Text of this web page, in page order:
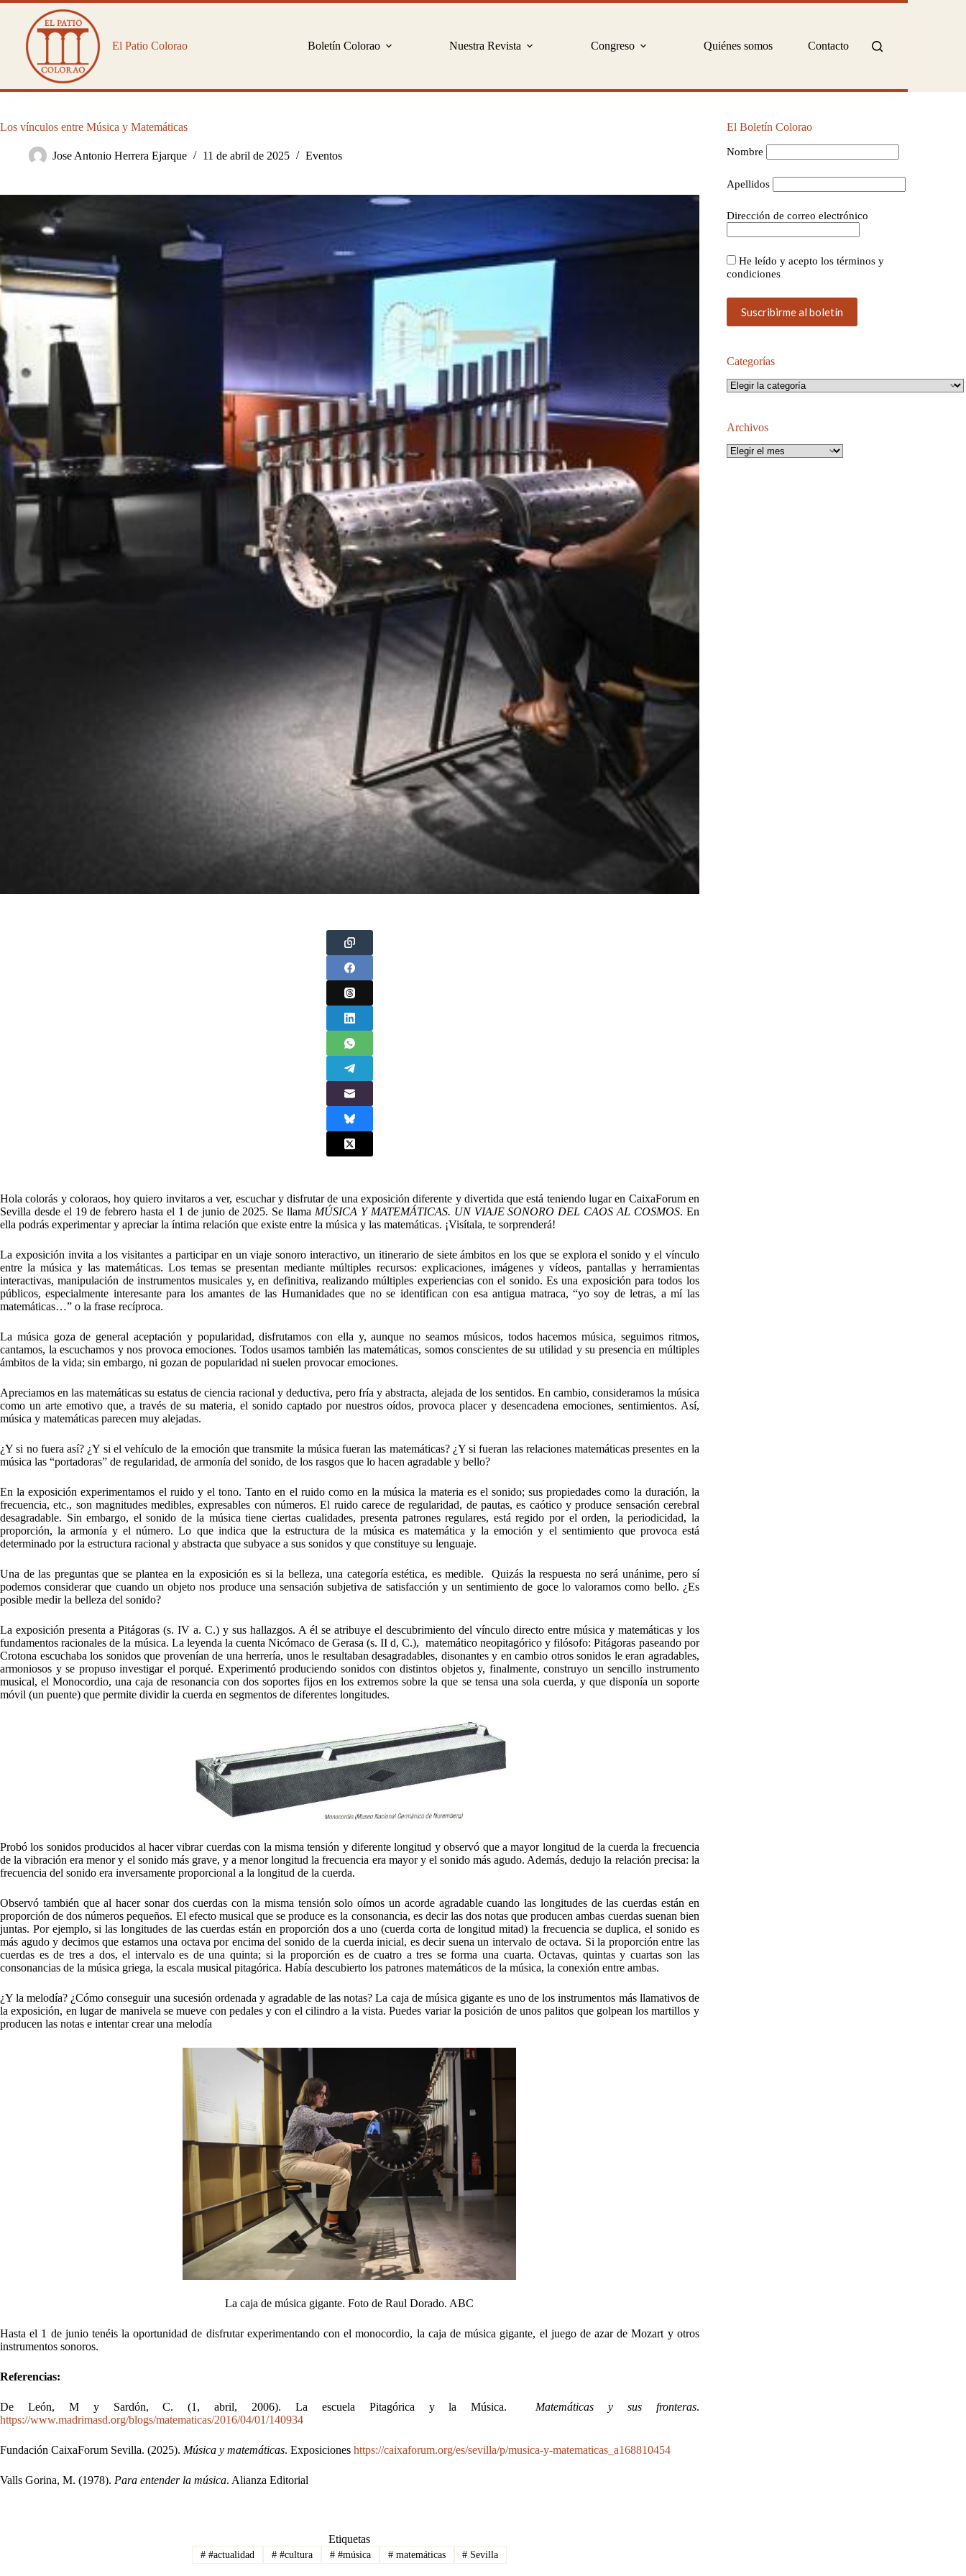
Saltar
contenido
El Patio Colorao
Boletín Colorao Nuestra Revista Congreso Quiénes somos Contacto
Los vínculos entre Música y Matemáticas
Jose Antonio Herrera Ejarque 11 de abril de 2025 Eventos
Hola colorás y coloraos, hoy quiero invitaros a ver, escuchar y disfrutar de una exposición diferente y divertida que está teniendo lugar en CaixaForum en
Sevilla desde el 19 de febrero hasta el 1 de junio de 2025. Se llama MÚSICA Y MATEMÁTICAS. UN VIAJE SONORO DEL CAOS AL COSMOS. En
ella podrás experimentar y apreciar la íntima relación que existe entre la música y las matemáticas. ¡Visítala, te sorprenderá!
La exposición invita a los visitantes a participar en un viaje sonoro interactivo, un itinerario de siete ámbitos en los que se explora el sonido y el vínculo
entre la música y las matemáticas. Los temas se presentan mediante múltiples recursos: explicaciones, imágenes y vídeos, pantallas y herramientas
interactivas, manipulación de instrumentos musicales y, en definitiva, realizando múltiples experiencias con el sonido. Es una exposición para todos los
públicos, especialmente interesante para los amantes de las Humanidades que no se identifican con esa antigua matraca, “yo soy de letras, a mí las
matemáticas…” o la frase recíproca.
La música goza de general aceptación y popularidad, disfrutamos con ella y, aunque no seamos músicos, todos hacemos música, seguimos ritmos,
cantamos, la escuchamos y nos provoca emociones. Todos usamos también las matemáticas, somos conscientes de su utilidad y su presencia en múltiples
ámbitos de la vida; sin embargo, ni gozan de popularidad ni suelen provocar emociones.
Apreciamos en las matemáticas su estatus de ciencia racional y deductiva, pero fría y abstracta, alejada de los sentidos. En cambio, consideramos la música
como un arte emotivo que, a través de su materia, el sonido captado por nuestros oídos, provoca placer y desencadena emociones, sentimientos. Así,
música y matemáticas parecen muy alejadas.
¿Y si no fuera así? ¿Y si el vehículo de la emoción que transmite la música fueran las matemáticas? ¿Y si fueran las relaciones matemáticas presentes en la
música las “portadoras” de regularidad, de armonía del sonido, de los rasgos que lo hacen agradable y bello?
En la exposición experimentamos el ruido y el tono. Tanto en el ruido como en la música la materia es el sonido; sus propiedades como la duración, la
frecuencia, etc., son magnitudes medibles, expresables con números. El ruido carece de regularidad, de pautas, es caótico y produce sensación cerebral
desagradable. Sin embargo, el sonido de la música tiene ciertas cualidades, presenta patrones regulares, está regido por el orden, la periodicidad, la
proporción, la armonía y el número. Lo que indica que la estructura de la música es matemática y la emoción y el sentimiento que provoca está
determinado por la estructura racional y abstracta que subyace a sus sonidos y que constituye su lenguaje.
Una de las preguntas que se plantea en la exposición es si la belleza, una categoría estética, es medible. Quizás la respuesta no será unánime, pero sí
podemos considerar que cuando un objeto nos produce una sensación subjetiva de satisfacción y un sentimiento de goce lo valoramos como bello. ¿Es
posible medir la belleza del sonido?
La exposición presenta a Pitágoras (s. IV a. C.) y sus hallazgos. A él se atribuye el descubrimiento del vínculo directo entre música y matemáticas y los
fundamentos racionales de la música. La leyenda la cuenta Nicómaco de Gerasa (s. II d, C.), matemático neopitagórico y filósofo: Pitágoras paseando por
Crotona escuchaba los sonidos que provenían de una herrería, unos le resultaban desagradables, disonantes y en cambio otros sonidos le eran agradables,
armoniosos y se propuso investigar el porqué. Experimentó produciendo sonidos con distintos objetos y, finalmente, construyo un sencillo instrumento
musical, el Monocordio, una caja de resonancia con dos soportes fijos en los extremos sobre la que se tensa una sola cuerda, y que disponía un soporte
móvil (un puente) que permite dividir la cuerda en segmentos de diferentes longitudes.
Probó los sonidos producidos al hacer vibrar cuerdas con la misma tensión y diferente longitud y observó que a mayor longitud de la cuerda la frecuencia
de la vibración era menor y el sonido más grave, y a menor longitud la frecuencia era mayor y el sonido más agudo. Además, dedujo la relación precisa: la
frecuencia del sonido era inversamente proporcional a la longitud de la cuerda.
Observó también que al hacer sonar dos cuerdas con la misma tensión solo oímos un acorde agradable cuando las longitudes de las cuerdas están en
proporción de dos números pequeños. El efecto musical que se produce es la consonancia, es decir las dos notas que producen ambas cuerdas suenan bien
juntas. Por ejemplo, si las longitudes de las cuerdas están en proporción dos a uno (cuerda corta de longitud mitad) la frecuencia se duplica, el sonido es
más agudo y decimos que estamos una octava por encima del sonido de la cuerda inicial, es decir suena un intervalo de octava. Si la proporción entre las
cuerdas es de tres a dos, el intervalo es de una quinta; si la proporción es de cuatro a tres se forma una cuarta. Octavas, quintas y cuartas son las
consonancias de la música griega, la escala musical pitagórica. Había descubierto los patrones matemáticos de la música, la conexión entre ambas.
¿Y la melodía? ¿Cómo conseguir una sucesión ordenada y agradable de las notas? La caja de música gigante es uno de los instrumentos más llamativos de
la exposición, en lugar de manivela se mueve con pedales y con el cilindro a la vista. Puedes variar la posición de unos palitos que golpean los martillos y
producen las notas e intentar crear una melodía
La caja de música gigante. Foto de Raul Dorado. ABC
Hasta el 1 de junio tenéis la oportunidad de disfrutar experimentando con el monocordio, la caja de música gigante, el juego de azar de Mozart y otros
instrumentos sonoros.
Referencias:
De León, M y Sardón, C. (1, abril, 2006). La escuela Pitagórica y la Música.Matemáticas y sus fronteras.
https://www.madrimasd.org/blogs/matematicas/2016/04/01/140934
Fundación CaixaForum Sevilla. (2025). Música y matemáticas. Exposiciones https://caixaforum.org/es/sevilla/p/musica-y-matematicas_a168810454
Valls Gorina, M. (1978). Para entender la música. Alianza Editorial
Etiquetas
# #actualidad # #cultura ##música #matemáticas # Sevilla
El Boletín Colorao
Nombre
Apellidos
Dirección de correo electrónico
He leído y acepto los términos y
condiciones
Categorías
Categorías
Archivos
Archivos